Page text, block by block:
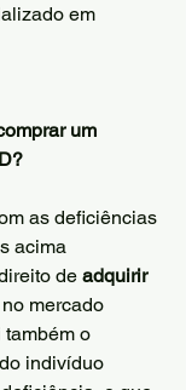
em
um
as deficiências
acima
de adquirir
no mercado
também o
indivíduo